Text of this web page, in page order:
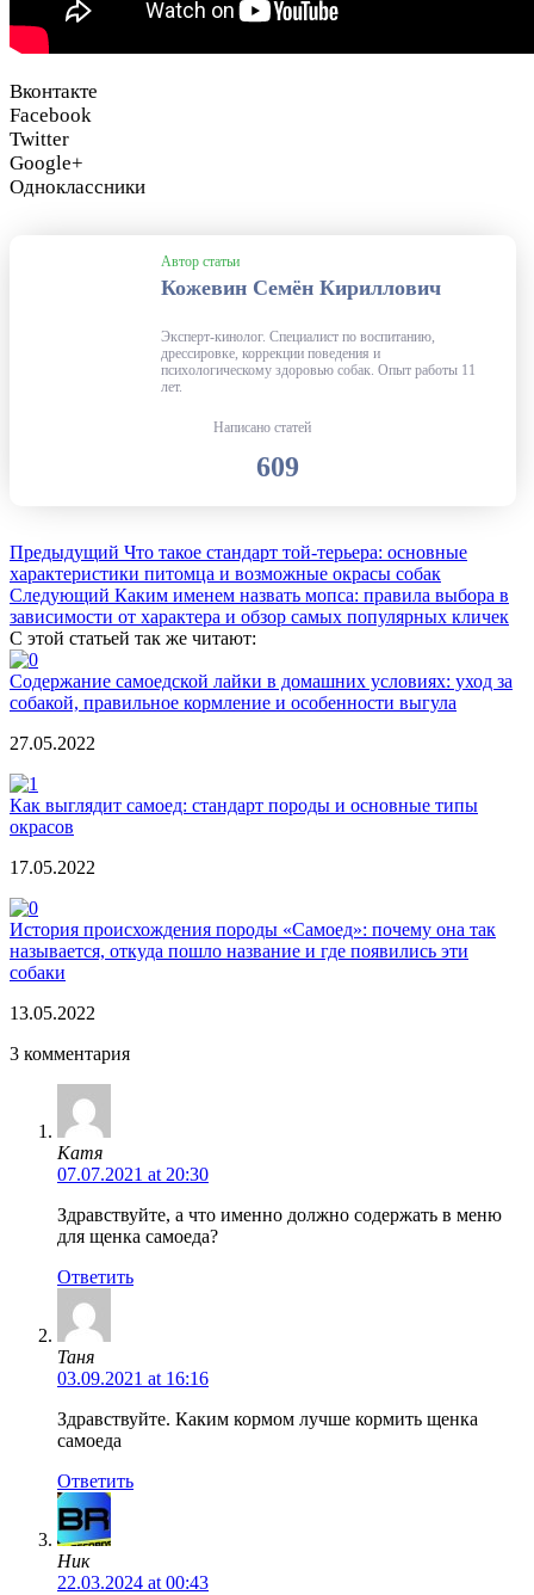
Вконтакте
Facebook
Twitter
Google+
Одноклассники
Автор статьи
Кожевин Семён Кириллович
Эксперт-кинолог. Специалист по воспитанию,
дрессировке, коррекции поведения и
психологическому здоровью собак. Опыт работы 11
лет.
Написано статей
609
Предыдущий Что такое стандарт той-терьера: основные
характеристики питомца и возможные окрасы собак
Следующий Каким именем назвать мопса: правила выбора в
зависимости от характера и обзор самых популярных кличек
С этой статьей так же читают:
Содержание самоедской лайки в домашних условиях: уход за
собакой, правильное кормление и особенности выгула
27.05.2022
Как выглядит самоед: стандарт породы и основные типы
окрасов
17.05.2022
История происхождения породы «Самоед»: почему она так
называется, откуда пошло название и где появились эти
собаки
13.05.2022
3 комментария
Катя
07.07.2021 at 20:30
Здравствуйте, а что именно должно содержать в меню
для щенка самоеда?
Ответить
Таня
03.09.2021 at 16:16
Здравствуйте. Каким кормом лучше кормить щенка
самоеда
Ответить
Ник
22.03.2024 at 00:43